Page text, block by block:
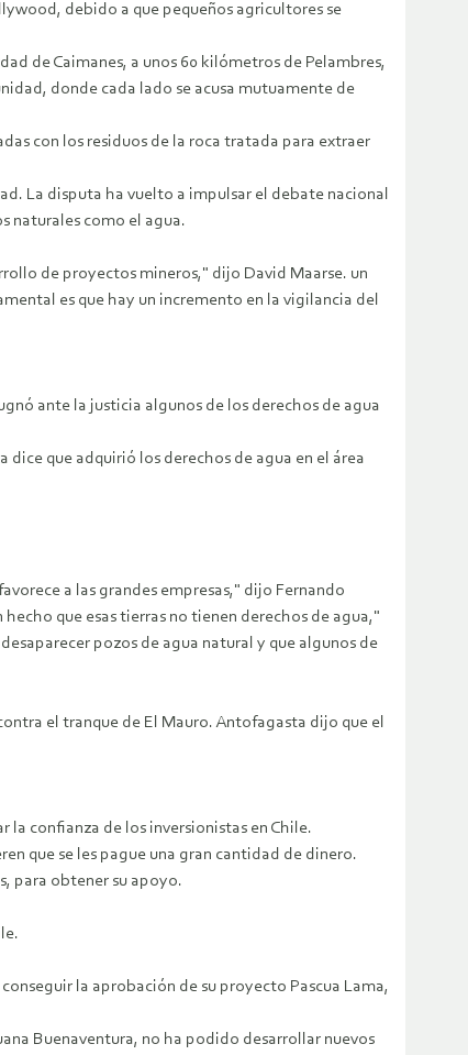
debido a que pequeños agricultores se
de Caimanes, a unos 60 kilómetros de Pelambres,
donde cada lado se acusa mutuamente de
con los residuos de la roca tratada para extraer
La disputa ha vuelto a impulsar el debate nacional
naturales como el agua.
de proyectos mineros," dijo David Maarse. un
es que hay un incremento en la vigilancia del
ante la justicia algunos de los derechos de agua
que adquirió los derechos de agua en el área
a las grandes empresas," dijo Fernando
que esas tierras no tienen derechos de agua,"
pozos de agua natural y que algunos de
el tranque de El Mauro. Antofagasta dijo que el
confianza de los inversionistas en Chile.
que se les pague una gran cantidad de dinero.
para obtener su apoyo.
la aprobación de su proyecto Pascua Lama,
Buenaventura, no ha podido desarrollar nuevos